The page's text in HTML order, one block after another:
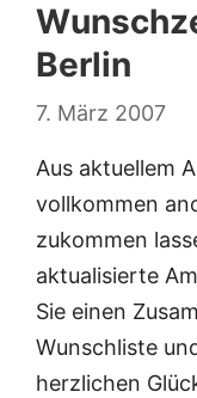
Berlin
7. März 2007
Aus aktuellem
vollkommen
zukommen
aktualisierte
Sie einen
Wunschliste
herzlichen